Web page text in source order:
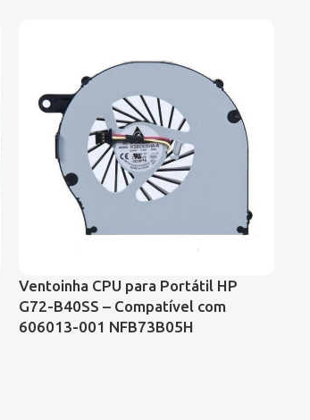
Ventoinha CPU para Portátil HP
G72-B40SS – Compatível com
606013-001 NFB73B05H